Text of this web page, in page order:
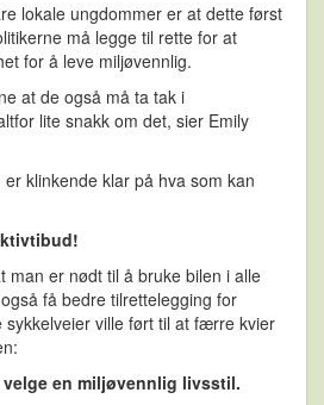
lokale ungdommer er at dette først
må legge til rette for at
for å leve miljøvennlig.
at de også må ta tak i
lite snakk om det, sier Emily
klinkende klar på hva som kan
man er nødt til å bruke bilen i alle
få bedre tilrettelegging for
sykkelveier ville ført til at færre kvier
en miljøvennlig livsstil.